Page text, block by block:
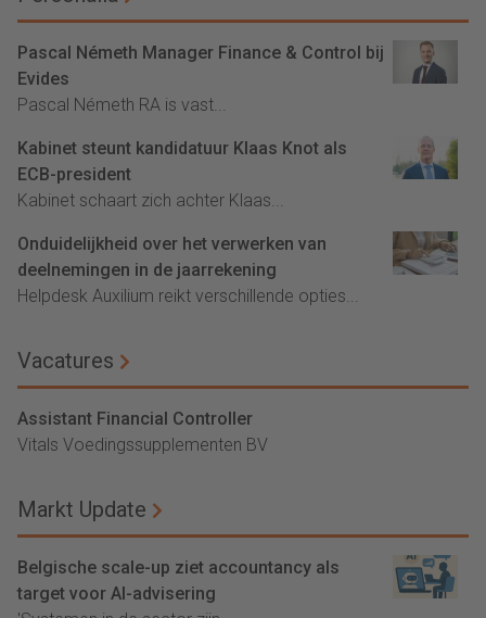
Pascal Németh Manager Finance & Control bij
Evides
Pascal Németh RA is vast...
Kabinet steunt kandidatuur Klaas Knot als
ECB-president
Kabinet schaart zich achter Klaas...
Onduidelijkheid over het verwerken van
deelnemingen in de jaarrekening
Helpdesk Auxilium reikt verschillende opties...
Vacatures
Assistant Financial Controller
Vitals Voedingssupplementen BV
Markt Update
Belgische scale-up ziet accountancy als
target voor AI-advisering